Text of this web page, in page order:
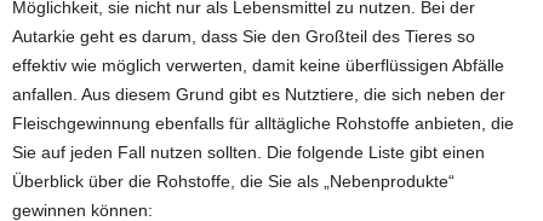
Möglichkeit, sie nicht nur als Lebensmittel zu nutzen. Bei der
Autarkie geht es darum, dass Sie den Großteil des Tieres so
effektiv wie möglich verwerten, damit keine überflüssigen Abfälle
anfallen. Aus diesem Grund gibt es Nutztiere, die sich neben der
Fleischgewinnung ebenfalls für alltägliche Rohstoffe anbieten, die
Sie auf jeden Fall nutzen sollten. Die folgende Liste gibt einen
Überblick über die Rohstoffe, die Sie als „Nebenprodukte“
gewinnen können: